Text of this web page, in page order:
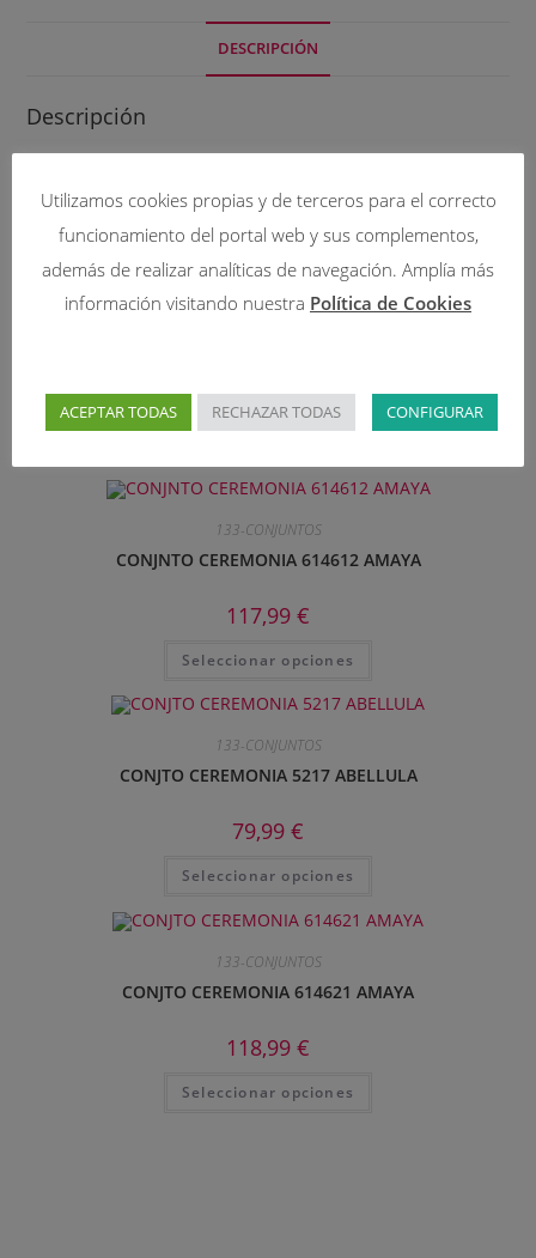
DESCRIPCIÓN
Descripción
Compuesto por pantalon palazzo plisado en rosa nude
y blusa fluida con volante en el pecho del mismo tono
nude.
Ideal para eventos y celebraciones para las que optan por
Productos relacionados
133-CONJUNTOS
CONJNTO CEREMONIA 614612 AMAYA
117,99 €
Seleccionar opciones
133-CONJUNTOS
CONJTO CEREMONIA 5217 ABELLULA
79,99 €
Seleccionar opciones
133-CONJUNTOS
CONJTO CEREMONIA 614621 AMAYA
118,99 €
Seleccionar opciones
Utilizamos cookies propias y de terceros para el correcto
funcionamiento del portal web y sus complementos,
además de realizar analíticas de navegación. Amplía más
información visitando nuestra Política de Cookies
ACEPTAR TODAS RECHAZAR TODAS CONFIGURAR